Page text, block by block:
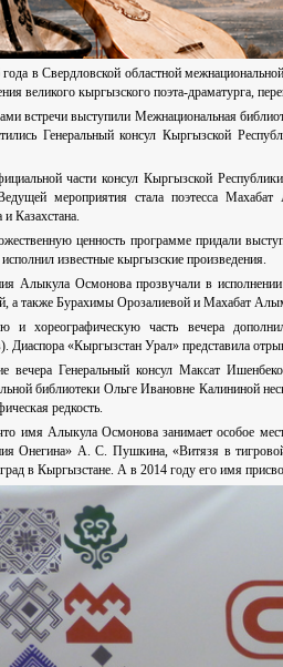
в Свердловской областной
великого кыргызского поэта-драматурга,
встречи выступили Межнациональная
Генеральный консул Кыргызской
части консул Кыргызской
мероприятия стала поэтесса
Казахстана.
ценность программе придали
известные кыргызские произведения.
Алыкула Осмонова прозвучали в
а также Бурахимы Орозалиевой и Махабат
и хореографическую часть вечера
Диаспора «Кыргызстан Урал» представила
вечера Генеральный консул Максат
библиотеки Ольге Ивановне Калининой
редкость.
имя Алыкула Осмонова занимает особое
Онегина» А. С. Пушкина, «Витязя в
в Кыргызстане. А в 2014 году его имя